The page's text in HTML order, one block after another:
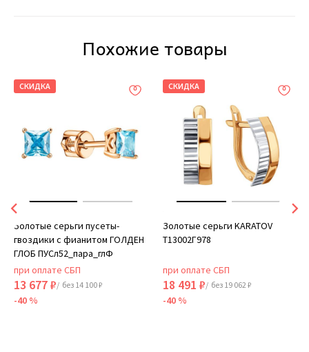
Похожие товары
СКИДКА
Золотые серьги пусеты-
гвоздики с фианитом ГОЛДЕН
ГЛОБ ПУСл52_пара_глФ
при оплате СБП
13 677 ₽/ без 14 100 ₽
-40 %
СКИДКА
Золотые серьги KARATOV
Т13002Г978
при оплате СБП
18 491 ₽/ без 19 062 ₽
-40 %